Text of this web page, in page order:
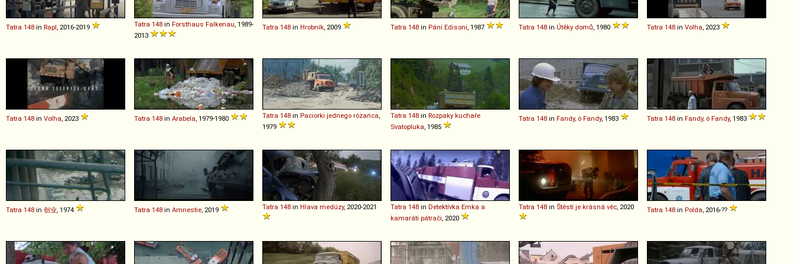
Tatra 148 in Rapl , 2016-2019 Tatra 148 in Forsthaus Falkenau , 1989-
2013
Tatra 148 in Hrobník , 2009 Tatra 148 in Páni Edisoni , 1987 Tatra 148 in Útěky domů , 1980 Tatra 148 in Volha , 2023
Tatra 148 in Volha , 2023 Tatra 148 in Arabela , 1979-1980 Tatra 148 in Paciorki jednego różańca
1979
Tatra 148 in Rozpaky kuchaře
Svatopluka , 1985
Tatra 148 in Fandy, ó Fandy, 1983 Tatra 148 in Fandy, ó Fandy, 1983
Tatra 148 in 创业 , 1974 Tatra 148 in Amnestie , 2019 Tatra 148 in Hlava medúzy, 2020-2021 Tatra 148 in Detektívka Emka a
kamaráti pátrači , 2020
Tatra 148 in Štěstí je krásná věc , 2020 Tatra 148 in Polda , 2016-??